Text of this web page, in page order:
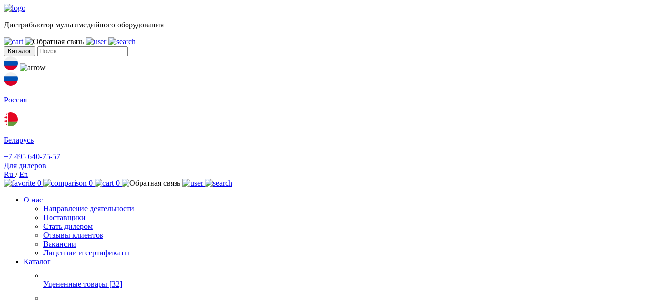
Дистрибьютор мультимедийного оборудования
Каталог
Россия
Беларусь
+7 495 640-75-57
Для дилеров
Ru /En
0
0
0
О нас
Направление деятельности
Поставщики
Стать дилером
Отзывы клиентов
Вакансии
Лицензии и сертификаты
Каталог
Уцененные товары [32]